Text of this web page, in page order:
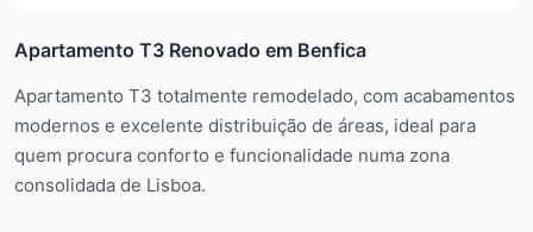
Apartamento T3 Renovado em Benfica
Apartamento T3 totalmente remodelado, com acabamentos
modernos e excelente distribuição de áreas, ideal para
quem procura conforto e funcionalidade numa zona
consolidada de Lisboa.